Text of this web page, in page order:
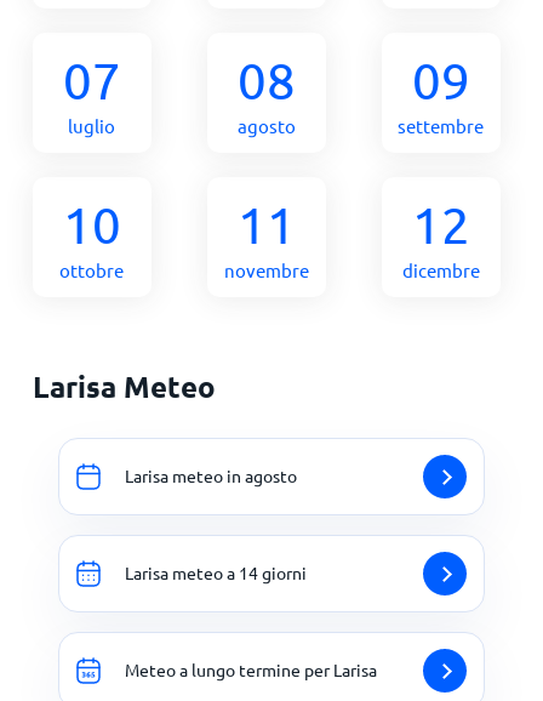
07
luglio
08
agosto
09
settembre
10
ottobre
11
novembre
12
dicembre
Larisa Meteo
Larisa meteo in agosto
Larisa meteo a 14 giorni
Meteo a lungo termine per Larisa